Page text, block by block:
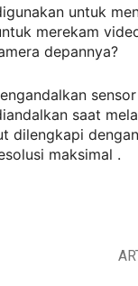
untuk
merekam
depannya?
saat
dilengkapi
maksimal .